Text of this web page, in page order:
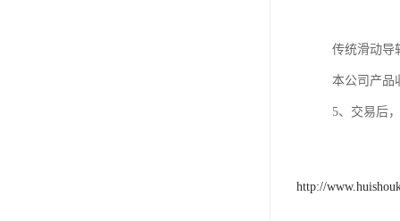
传统滑动导
本公司产品
5、交易后
http://